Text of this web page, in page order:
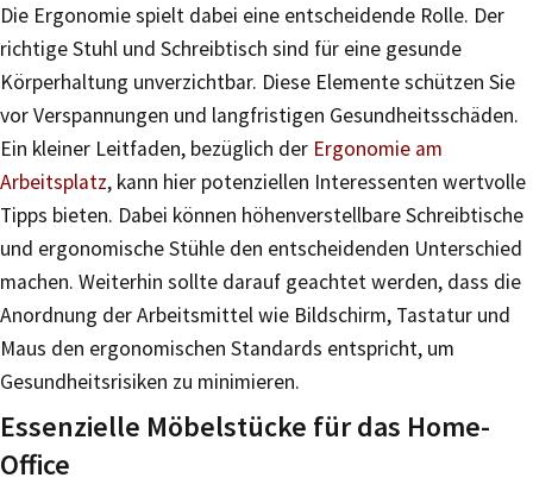
Die Ergonomie spielt dabei eine entscheidende Rolle. Der
richtige Stuhl und Schreibtisch sind für eine gesunde
Körperhaltung unverzichtbar. Diese Elemente schützen Sie
vor Verspannungen und langfristigen Gesundheitsschäden.
Ein kleiner Leitfaden, bezüglich der Ergonomie am
Arbeitsplatz, kann hier potenziellen Interessenten wertvolle
Tipps bieten. Dabei können höhenverstellbare Schreibtische
und ergonomische Stühle den entscheidenden Unterschied
machen. Weiterhin sollte darauf geachtet werden, dass die
Anordnung der Arbeitsmittel wie Bildschirm, Tastatur und
Maus den ergonomischen Standards entspricht, um
Gesundheitsrisiken zu minimieren.
Essenzielle Möbelstücke für das Home-
Office